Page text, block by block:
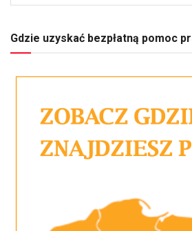
Gdzie uzyskać bezpłatną pomoc